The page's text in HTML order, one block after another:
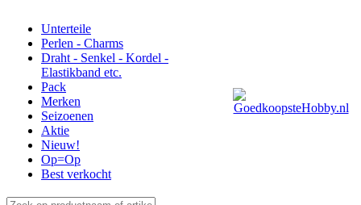
Unterteile
Perlen - Charms
Draht - Senkel - Kordel -
Elastikband etc.
Pack
Merken
Seizoenen
Aktie
Nieuw!
Op=Op
Best verkocht